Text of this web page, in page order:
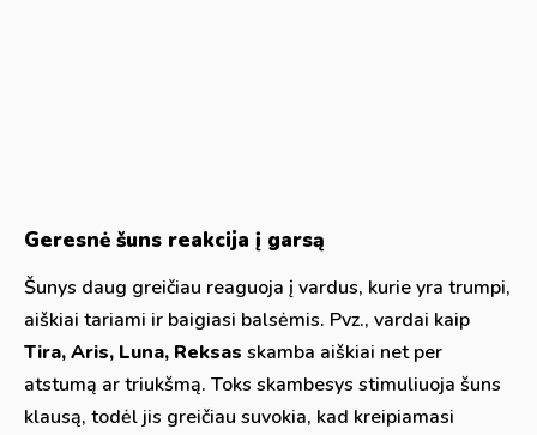
Geresnė šuns reakcija į garsą
Šunys daug greičiau reaguoja į vardus, kurie yra trumpi,
aiškiai tariami ir baigiasi balsėmis. Pvz., vardai kaip
Tira, Aris, Luna, Reksas skamba aiškiai net per
atstumą ar triukšmą. Toks skambesys stimuliuoja šuns
klausą, todėl jis greičiau suvokia, kad kreipiamasi